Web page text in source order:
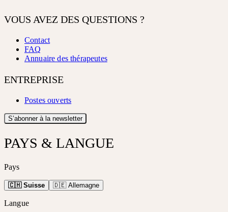
VOUS AVEZ DES QUESTIONS ?
Contact
FAQ
Annuaire des thérapeutes
ENTREPRISE
Postes ouverts
S’abonner à la newsletter
PAYS & LANGUE
Pays
🇨🇭 Suisse 🇩🇪 Allemagne
Langue